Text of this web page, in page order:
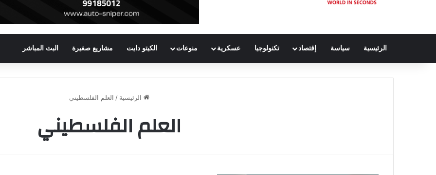
الرئيسية سياسة إقتصاد تكنولوجيا عسكرية منوعات الكيتو دايت مشاريع صغيرة البث المباشر
الرئيسية / العلم الفلسطيني
العلم الفلسطيني